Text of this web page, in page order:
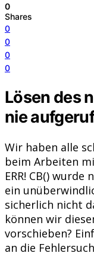
0
Shares
0
0
0
0
Lösen des
nie
Wir haben alle
beim Arbeiten
ERR! CB() wurde
ein
sicherlich nicht
können wir
vorschieben?
an die